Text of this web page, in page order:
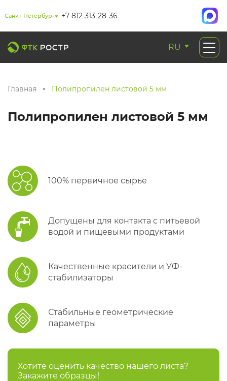
Санкт-Петербург +7 812 313-28-36
RU
Главная Полипропилен листовой 5 мм
Полипропилен листовой 5 мм
100% первичное сырье
Допущены для контакта с питьевой
водой и пищевыми продуктами
Качественные красители и УФ-
стабилизаторы
Стабильные геометрические
параметры
Хотите оценить качество нашего листа?
Закажите образцы!